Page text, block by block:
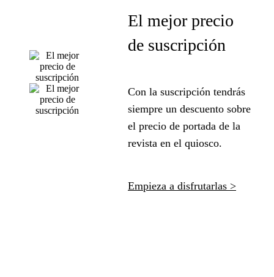
El mejor precio
de suscripción
Con la suscripción tendrás
siempre un descuento sobre
el precio de portada de la
revista en el quiosco.
Empieza a disfrutarlas >